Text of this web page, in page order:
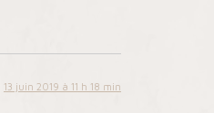
13 juin 2019 à 11 h 18 min